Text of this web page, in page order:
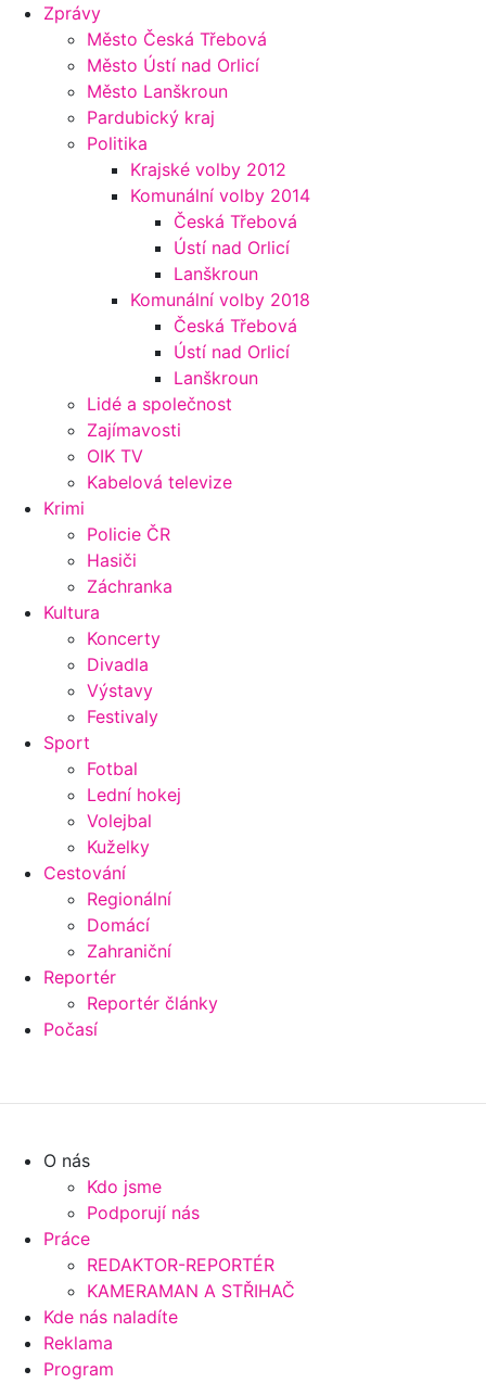
Zprávy
Město Česká Třebová
Město Ústí nad Orlicí
Město Lanškroun
Pardubický kraj
Politika
Krajské volby 2012
Komunální volby 2014
Česká Třebová
Ústí nad Orlicí
Lanškroun
Komunální volby 2018
Česká Třebová
Ústí nad Orlicí
Lanškroun
Lidé a společnost
Zajímavosti
OIK TV
Kabelová televize
Krimi
Policie ČR
Hasiči
Záchranka
Kultura
Koncerty
Divadla
Výstavy
Festivaly
Sport
Fotbal
Lední hokej
Volejbal
Kuželky
Cestování
Regionální
Domácí
Zahraniční
Reportér
Reportér články
Počasí
O nás
Kdo jsme
Podporují nás
Práce
REDAKTOR-REPORTÉR
KAMERAMAN A STŘIHAČ
Kde nás naladíte
Reklama
Program